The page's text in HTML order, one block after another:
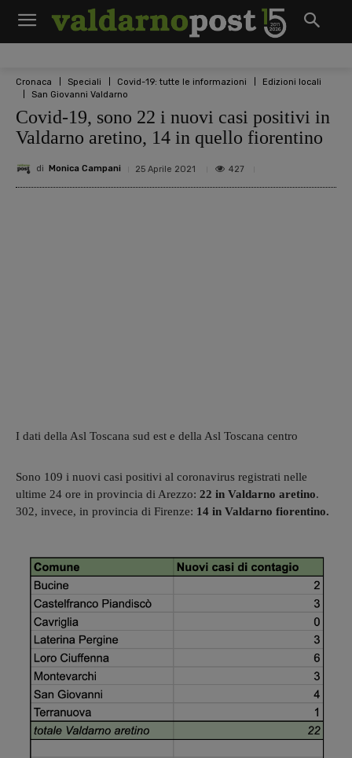
Cronaca Speciali Covid-19: tutte le informazioni
Edizioni locali
San Giovanni Valdarno
Covid-19, sono 22 i nuovi casi positivi in
Valdarno aretino, 14 in quello fiorentino
di Monica Campani 25 Aprile 2021 427
I dati della Asl Toscana sud est e della Asl Toscana centro
Sono 109 i nuovi casi positivi al coronavirus registrati nelle
ultime 24 ore in provincia di Arezzo: 22 in Valdarno aretino.
302, invece, in provincia di Firenze: 14 in Valdarno fiorentino.